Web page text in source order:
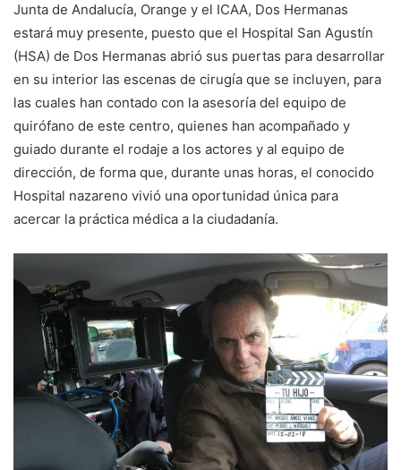
Junta de Andalucía, Orange y el ICAA, Dos Hermanas
estará muy presente, puesto que el Hospital San Agustín
(HSA) de Dos Hermanas abrió sus puertas para desarrollar
en su interior las escenas de cirugía que se incluyen, para
las cuales han contado con la asesoría del equipo de
quirófano de este centro, quienes han acompañado y
guiado durante el rodaje a los actores y al equipo de
dirección, de forma que, durante unas horas, el conocido
Hospital nazareno vivió una oportunidad única para
acercar la práctica médica a la ciudadanía.